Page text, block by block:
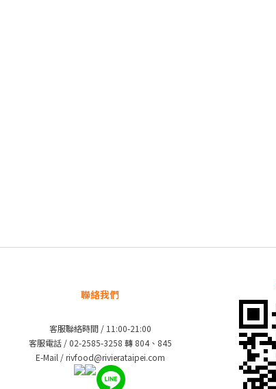
聯絡我們
客服聯絡時間 / 11:00-21:00
客服電話 / 02-2585-3258 轉 804、845
E-Mail / rivfood@rivierataipei.com